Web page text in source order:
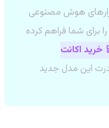
هوش مصنوعی
برای شما فراهم کرده
خرید اکانت
قدرت این مدل جدید